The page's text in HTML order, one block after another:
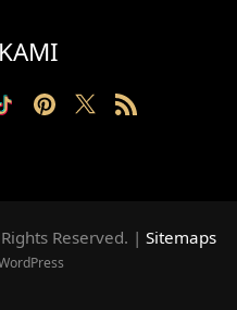
Reserved. | Sitemaps